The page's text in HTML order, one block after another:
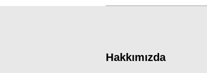
Hakkımızda